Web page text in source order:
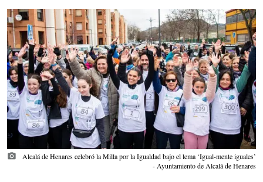
photo_camera
Alcalá de Henares celebró la Milla por la Igualdad bajo el lema ‘Igual-mente iguales’
- Ayuntamiento de Alcalá de Henares